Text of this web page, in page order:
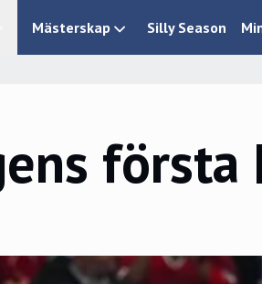
Mästerskap Silly Season
första